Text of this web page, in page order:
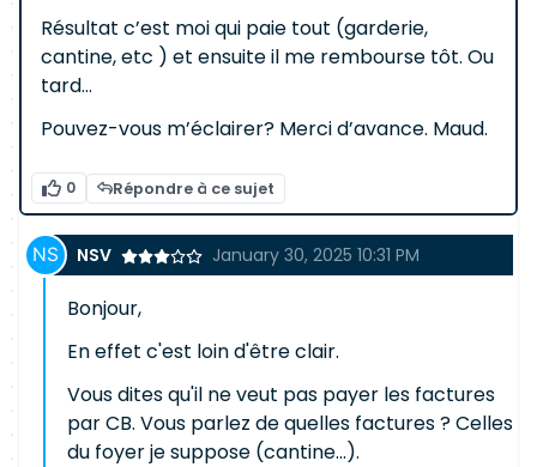
Résultat c’est moi qui paie tout (garderie,
cantine, etc ) et ensuite il me rembourse tôt. Ou
tard…
Pouvez-vous m’éclairer? Merci d’avance. Maud.
0 Répondre à ce sujet
NSV January 30, 2025 10:31 PM
Bonjour,
En effet c'est loin d'être clair.
Vous dites qu'il ne veut pas payer les factures
par CB. Vous parlez de quelles factures ? Celles
du foyer je suppose (cantine...).